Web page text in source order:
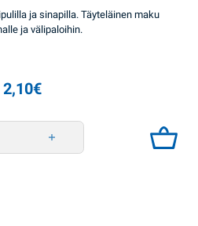
ja sinapilla. Täyteläinen maku
ja välipaloihin.
2,10€